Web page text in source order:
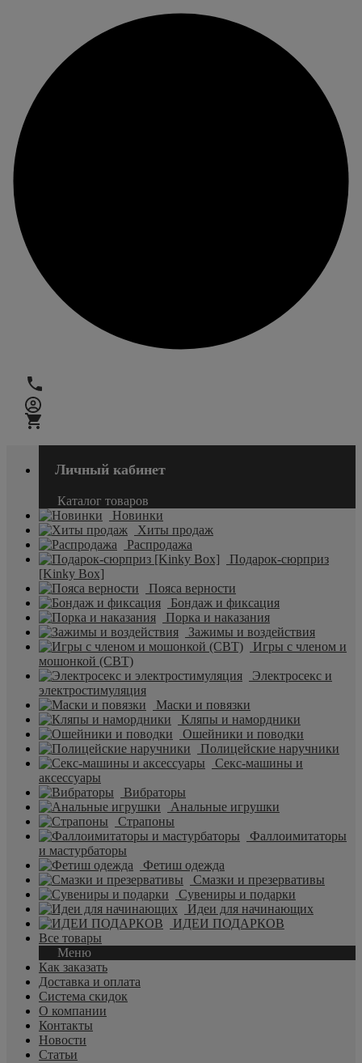
Личный кабинет
Каталог товаров
Новинки
Хиты продаж
Распродажа
Подарок-сюрприз
[Kinky Box]
Пояса верности
Бондаж и фиксация
Порка и наказания
Зажимы и воздействия
Игры с членом и
мошонкой (CBT)
Электросекс и
электростимуляция
Маски и повязки
Кляпы и намордники
Ошейники и поводки
Полицейские наручники
Секс-машины и
аксессуары
Вибраторы
Анальные игрушки
Страпоны
Фаллоимитаторы
и мастурбаторы
Фетиш одежда
Смазки и презервативы
Сувениры и подарки
Идеи для начинающих
ИДЕИ ПОДАРКОВ
Все товары
Меню
Как заказать
Доставка и оплата
Система скидок
О компании
Контакты
Новости
Статьи